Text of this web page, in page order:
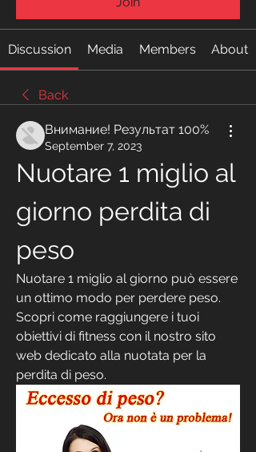
Discussion Media Members About
Back
Внимание! Результат 100%
September 7, 2023
Nuotare 1 miglio al
giorno perdita di
peso
Nuotare 1 miglio al giorno può essere
un ottimo modo per perdere peso.
Scopri come raggiungere i tuoi
obiettivi di fitness con il nostro sito
web dedicato alla nuotata per la
perdita di peso.